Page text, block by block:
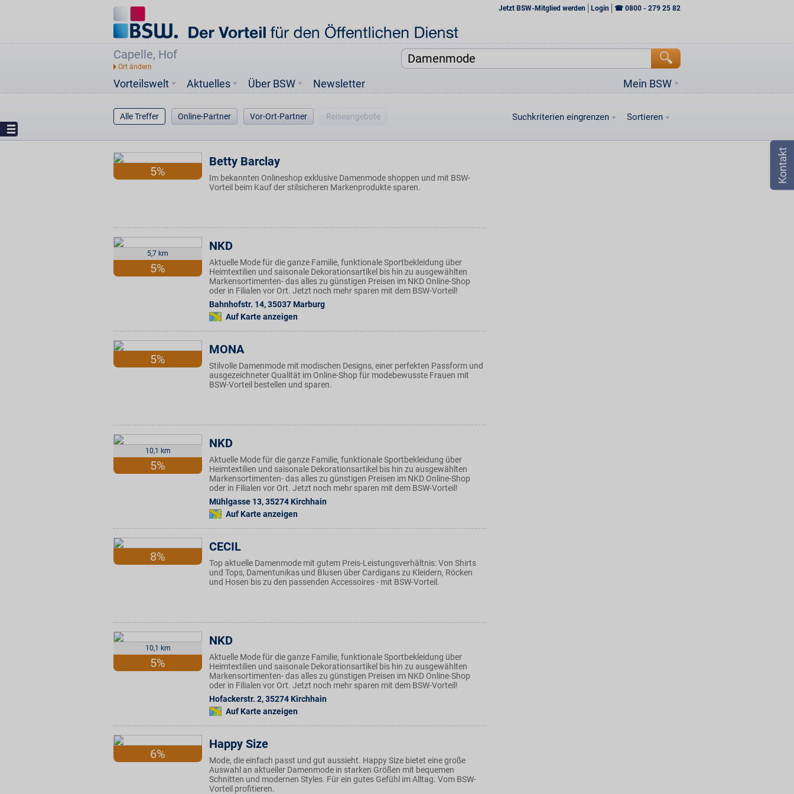
Jetzt BSW-Mitglied werden Login ☎ 0800 - 279 25 82
Capelle, Hof
Vorteilswelt Mein BSW
Aktuelles Über BSW Newsletter
Alle Treffer Online-Partner Vor-Ort-Partner Reiseangebote Suchkriterien eingrenzen Sortieren
5%
Betty Barclay
Im bekannten Onlineshop exklusive Damenmode shoppen und mit BSW-
Vorteil beim Kauf der stilsicheren Markenprodukte sparen.
5,7 km
5%
NKD
Aktuelle Mode für die ganze Familie, funktionale Sportbekleidung über
Heimtextilien und saisonale Dekorationsartikel bis hin zu ausgewählten
Markensortimenten- das alles zu günstigen Preisen im NKD Online-Shop
oder in Filialen vor Ort. Jetzt noch mehr sparen mit dem BSW-Vorteil!
Bahnhofstr. 14,35037 Marburg
Auf Karte anzeigen
5%
MONA
Stilvolle Damenmode mit modischen Designs, einer perfekten Passform und
ausgezeichneter Qualität im Online-Shop für modebewusste Frauen mit
BSW-Vorteil bestellen und sparen.
10,1 km
5%
NKD
Aktuelle Mode für die ganze Familie, funktionale Sportbekleidung über
Heimtextilien und saisonale Dekorationsartikel bis hin zu ausgewählten
Markensortimenten- das alles zu günstigen Preisen im NKD Online-Shop
oder in Filialen vor Ort. Jetzt noch mehr sparen mit dem BSW-Vorteil!
Mühlgasse 13,35274 Kirchhain
Auf Karte anzeigen
8%
CECIL
Top aktuelle Damenmode mit gutem Preis-Leistungsverhältnis: Von Shirts
und Tops, Damentunikas und Blusen über Cardigans zu Kleidern, Röcken
und Hosen bis zu den passenden Accessoires - mit BSW-Vorteil.
10,1 km
5%
NKD
Aktuelle Mode für die ganze Familie, funktionale Sportbekleidung über
Heimtextilien und saisonale Dekorationsartikel bis hin zu ausgewählten
Markensortimenten- das alles zu günstigen Preisen im NKD Online-Shop
oder in Filialen vor Ort. Jetzt noch mehr sparen mit dem BSW-Vorteil!
Hofackerstr. 2,35274 Kirchhain
Auf Karte anzeigen
6%
Happy Size
Mode, die einfach passt und gut aussieht. Happy Size bietet eine große
Auswahl an aktueller Damenmode in starken Größen mit bequemen
Schnitten und modernen Styles. Für ein gutes Gefühl im Alltag. Vom BSW-
Vorteil profitieren.